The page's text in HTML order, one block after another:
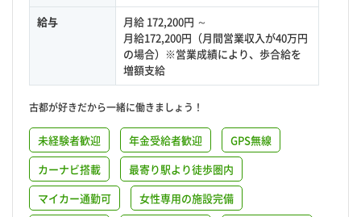
給与
月給 172,200円 ～
月給172,200円（月間営業収入が40万円
の場合）※営業成績により、歩合給を
増額支給
古都が好きだから一緒に働きましょう！
未経験者歓迎 年金受給者歓迎
GPS無線
カーナビ搭載
最寄り駅より徒歩圏内
マイカー通勤可
女性専用の施設完備